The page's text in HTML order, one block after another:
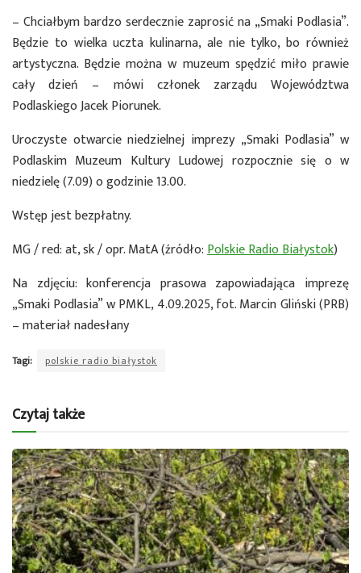
– Chciałbym bardzo serdecznie zaprosić na „Smaki Podlasia”.
Będzie to wielka uczta kulinarna, ale nie tylko, bo również
artystyczna. Będzie można w muzeum spędzić miło prawie
cały dzień – mówi członek zarządu Województwa
Podlaskiego Jacek Piorunek.
Uroczyste otwarcie niedzielnej imprezy „Smaki Podlasia” w
Podlaskim Muzeum Kultury Ludowej rozpocznie się o w
niedzielę (7.09) o godzinie 13.00.
Wstęp jest bezpłatny.
MG / red: at, sk / opr. MatA (źródło:Polskie Radio Białystok)
Na zdjęciu: konferencja prasowa zapowiadająca imprezę
„Smaki Podlasia” w PMKL, 4.09.2025, fot. Marcin Gliński (PRB)
– materiał nadesłany
Tagi: polskie radio białystok
Czytaj także